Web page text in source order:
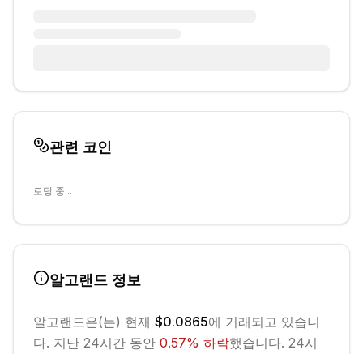
관련 코인
로딩 중...
알고랜드 정보
알고랜드은(는) 현재 $0.0865에 거래되고 있습니
다. 지난 24시간 동안 0.57% 하락했습니다. 24시